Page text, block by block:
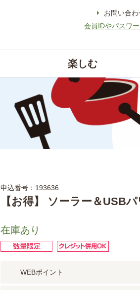
お問い合わ
会員IDやパスワ
楽しむ
申込番号：193636
【お得】 ソーラー＆USB
在庫あり
WEBポイント